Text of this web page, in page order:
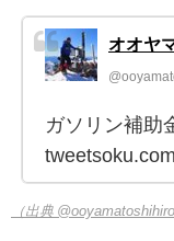
オオヤ
ガソリン補助
（出典 @ooyamatoshihiro